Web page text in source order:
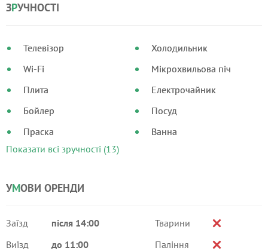
ЗРУЧНОСТІ
Телевізор
Wi-Fi
Плита
Бойлер
Праска
Холодильник
Мікрохвильова піч
Електрочайник
Посуд
Ванна
Показати всі зручності (13)
УМОВИ ОРЕНДИ
Заїзд
після 14:00
Виїзд
до 11:00
Тварини
Паління